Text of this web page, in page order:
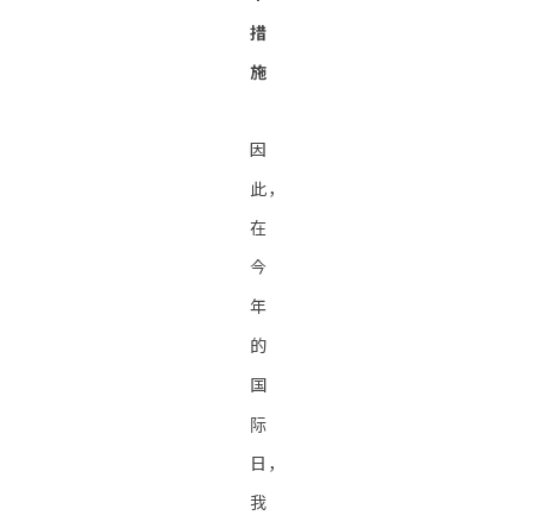
措
施
因
此，
在
今
年
的
国
际
日，
我